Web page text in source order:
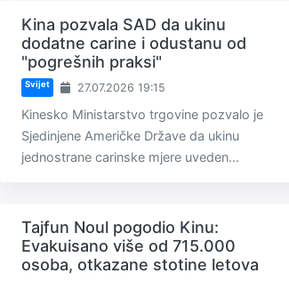
Kina pozvala SAD da ukinu
dodatne carine i odustanu od
"pogrešnih praksi"
Svijet 27.07.2026 19:15
Kinesko Ministarstvo trgovine pozvalo je
Sjedinjene Američke Države da ukinu
jednostrane carinske mjere uveden...
Tajfun Noul pogodio Kinu:
Evakuisano više od 715.000
osoba, otkazane stotine letova